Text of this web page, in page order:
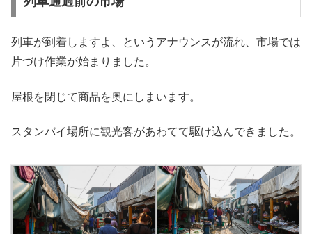
列車が到着しますよ、というアナウンスが流れ、市場では
片づけ作業が始まりました。
屋根を閉じて商品を奥にしまいます。
スタンバイ場所に観光客があわてて駆け込んできました。